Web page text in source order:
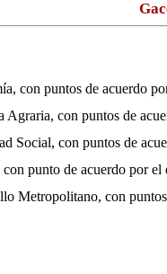
con puntos de acuerdo
con puntos de
Social, con puntos de
punto de acuerdo por
Metropolitano, con